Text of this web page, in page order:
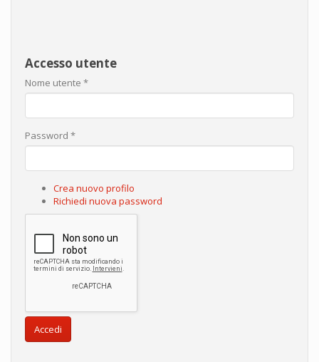
Accesso utente
Nome utente *
Password *
Crea nuovo profilo
Richiedi nuova password
Accedi